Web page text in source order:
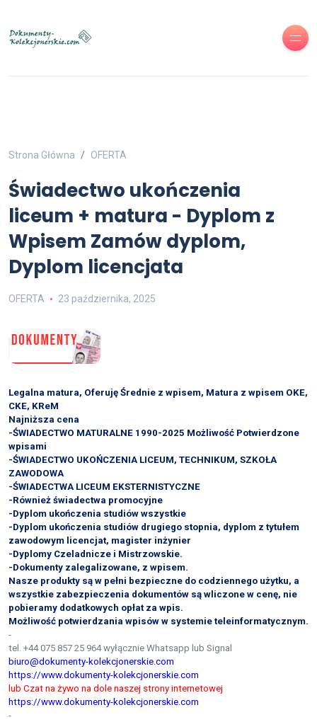
Strona Główna OFERTA
Świadectwo ukończenia
liceum + matura - Dyplom z
Wpisem Zamów dyplom,
Dyplom licencjata
OFERTA 23 października, 2025
Legalna matura, Oferuję Średnie z wpisem, Matura z wpisem OKE,
CKE, KReM
Najniższa cena
-ŚWIADECTWO MATURALNE 1990-2025 Możliwość Potwierdzone
wpisami
-ŚWIADECTWO UKOŃCZENIA LICEUM, TECHNIKUM, SZKOŁA
ZAWODOWA
-ŚWIADECTWA LICEUM EKSTERNISTYCZNE
-Również świadectwa promocyjne
-Dyplom ukończenia studiów wszystkie
-Dyplom ukończenia studiów drugiego stopnia, dyplom z tytułem
zawodowym licencjat, magister inżynier
-Dyplomy Czeladnicze i Mistrzowskie.
-Dokumenty zalegalizowane, z wpisem.
Nasze produkty są w pełni bezpieczne do codziennego użytku, a
wszystkie zabezpieczenia dokumentów są wliczone w cenę, nie
pobieramy dodatkowych opłat za wpis.
Możliwość potwierdzania wpisów w systemie teleinformatycznym.
-
tel. +44 075 857 25 964 wyłącznie Whatsapp lub Signal
biuro@dokumenty-kolekcjonerskie.com
https://www.dokumenty-kolekcjonerskie.com
lub Czat na żywo na dole naszej strony internetowej
https://www.dokumenty-kolekcjonerskie.com
-